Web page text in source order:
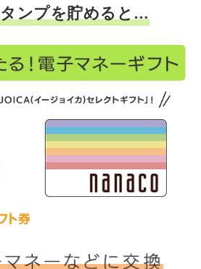
ンプを貯めると…